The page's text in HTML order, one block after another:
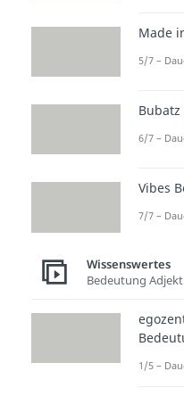
Es
und
ist
—
Made
5/7 –
Bubatz
6/7 –
Vibes
7/7 –
Wissenswertes
Bedeutung
1/5 –